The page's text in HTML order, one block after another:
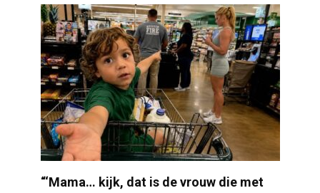
“‘Mama… kijk, dat is de vrouw die met